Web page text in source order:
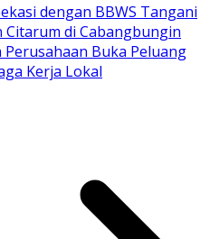
dengan BBWS Tangani
Citarum di Cabangbungin
Buka Peluang
Kerja Lokal